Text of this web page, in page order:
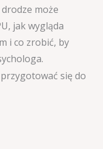
może
jak wygląda
i co zrobić, by
się do